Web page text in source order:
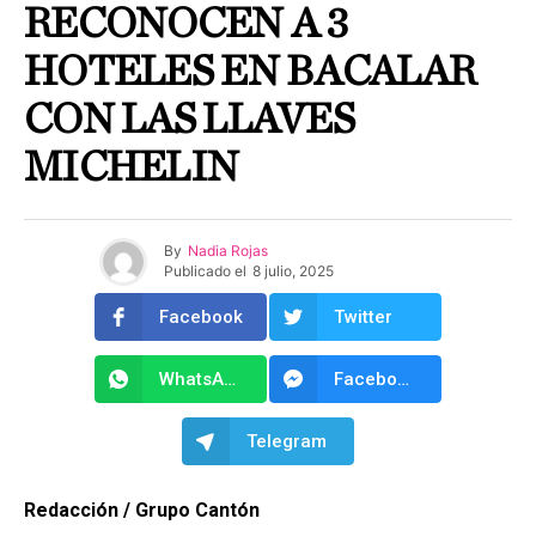
RECONOCEN A 3
HOTELES EN BACALAR
CON LAS LLAVES
MICHELIN
By Nadia Rojas
Publicado el 8 julio, 2025
Facebook Twitter
WhatsApp Facebook Messenger
Telegram
Redacción / Grupo Cantón